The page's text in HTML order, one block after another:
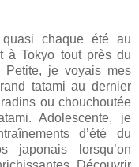
chaque été au
à Tokyo tout près du
Petite, je voyais mes
tatami au dernier
ou chouchoutée
Adolescente, je
d’été du
japonais lorsqu’on